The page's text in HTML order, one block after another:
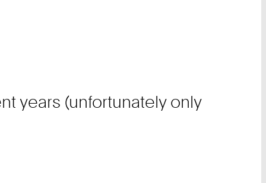
years (unfortunately only